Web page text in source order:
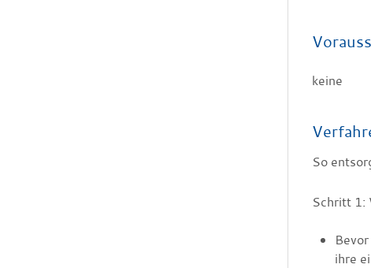
keine
So
Schritt 1:
ihre